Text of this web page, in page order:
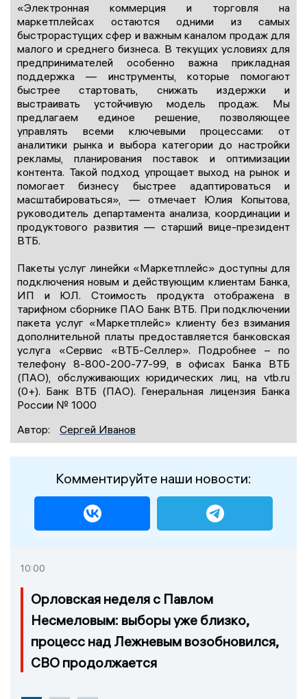
«Электронная коммерция и торговля на
маркетплейсах остаются одними из самых
быстрорастущих сфер и важным каналом продаж для
малого и среднего бизнеса. В текущих условиях для
предпринимателей особенно важна прикладная
поддержка — инструменты, которые помогают
быстрее стартовать, снижать издержки и
выстраивать устойчивую модель продаж. Мы
предлагаем единое решение, позволяющее
управлять всеми ключевыми процессами: от
аналитики рынка и выбора категории до настройки
рекламы, планирования поставок и оптимизации
контента. Такой подход упрощает выход на рынок и
помогает бизнесу быстрее адаптироваться и
масштабироваться», — отмечает Юлия Копытова,
руководитель департамента анализа, координации и
продуктового развития — старший вице-президент
ВТБ.
Пакеты услуг линейки «Маркетплейс» доступны для
подключения новым и действующим клиентам Банка,
ИП и ЮЛ. Стоимость продукта отображена в
тарифном сборнике ПАО Банк ВТБ. При подключении
пакета услуг «Маркетплейс» клиенту без взимания
дополнительной платы предоставляется банковская
услуга «Сервис «ВТБ-Селлер». Подробнее – по
телефону 8-800-200-77-99, в офисах Банка ВТБ
(ПАО), обслуживающих юридических лиц, на vtb.ru
(0+). Банк ВТБ (ПАО). Генеральная лицензия Банка
России № 1000
Автор:
Сергей Иванов
Комментируйте наши новости:
10:00
Орловская неделя с Павлом
Несмеловым: выборы уже близко,
процесс над Лежневым возобновился,
СВО продолжается